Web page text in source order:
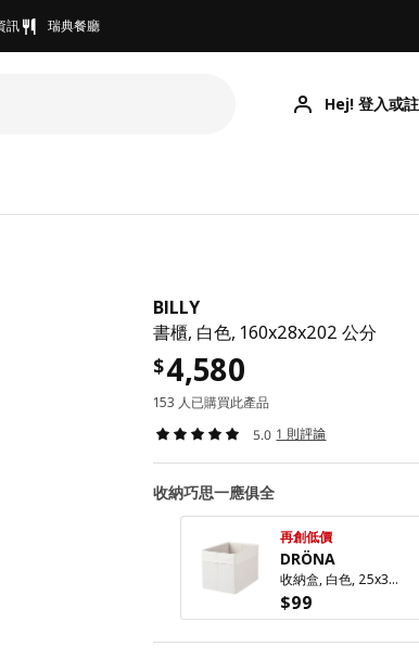
訊 瑞典餐廳
Hej! 登入或
BILLY
書櫃, 白色, 160x28x202 公分
$4,580
153 人已購買此產品
5.0 1 則評論
收納巧思一應俱全
再創低價
DRÖNA
收納盒, 白色, 25x35x25 公分
$99